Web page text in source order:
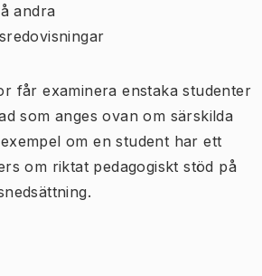
andra
får examinera enstaka studenter
som anges ovan om särskilda
om en student har ett
om riktat pedagogiskt stöd på